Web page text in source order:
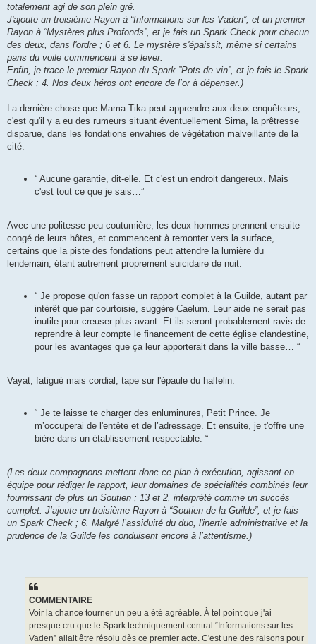
totalement agi de son plein gré.
J'ajoute un troisième Rayon à “Informations sur les Vaden”, et un premier
Rayon à “Mystères plus Profonds”, et je fais un Spark Check pour chacun
des deux, dans l'ordre ; 6 et 6. Le mystère s'épaissit, même si certains
pans du voile commencent à se lever.
Enfin, je trace le premier Rayon du Spark ”Pots de vin”, et je fais le Spark
Check ; 4. Nos deux héros ont encore de l’or à dépenser.)
La dernière chose que Mama Tika peut apprendre aux deux enquêteurs,
c'est qu'il y a eu des rumeurs situant éventuellement Sirna, la prêtresse
disparue, dans les fondations envahies de végétation malveillante de la
cité.
“ Aucune garantie, dit-elle. Et c'est un endroit dangereux. Mais
c'est tout ce que je sais…”
Avec une politesse peu coutumière, les deux hommes prennent ensuite
congé de leurs hôtes, et commencent à remonter vers la surface,
certains que la piste des fondations peut attendre la lumière du
lendemain, étant autrement proprement suicidaire de nuit.
“ Je propose qu'on fasse un rapport complet à la Guilde, autant par
intérêt que par courtoisie, suggère Caelum. Leur aide ne serait pas
inutile pour creuser plus avant. Et ils seront probablement ravis de
reprendre à leur compte le financement de cette église clandestine,
pour les avantages que ça leur apporterait dans la ville basse… “
Vayat, fatigué mais cordial, tape sur l'épaule du halfelin.
“ Je te laisse te charger des enluminures, Petit Prince. Je
m’occuperai de l'entête et de l’adressage. Et ensuite, je t'offre une
bière dans un établissement respectable. “
(Les deux compagnons mettent donc ce plan à exécution, agissant en
équipe pour rédiger le rapport, leur domaines de spécialités combinés leur
fournissant de plus un Soutien ; 13 et 2, interprété comme un succès
complet. J’ajoute un troisième Rayon à “Soutien de la Guilde”, et je fais
un Spark Check ; 6. Malgré l’assiduité du duo, l'inertie administrative et la
prudence de la Guilde les conduisent encore à l’attentisme.)
COMMENTAIRE
Voir la chance tourner un peu a été agréable. À tel point que j'ai
presque cru que le Spark techniquement central “Informations sur les
Vaden” allait être résolu dès ce premier acte. C'est une des raisons pour